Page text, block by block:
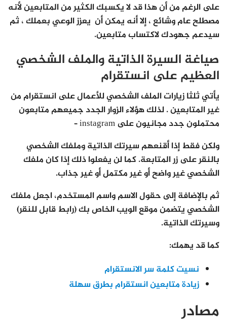
على الرغم من أن هذا قد لا يكسبك الكثير من المتابعين لأنه
مصطلح عام وشائع ، إلا أنه يمكن أن يعزز الوعي بعملك ، ثم
سيدعم جهودك لاكتساب متابعين.
صياغة السيرة الذاتية والملف الشخصي
العظيم على انستقرام
يأتي ثلثا زيارات الملف الشخصي للأعمال على انستقرام من
غير المتابعين . لذلك هؤلاء الزوار الجدد جميعهم متابعون
محتملون جدد مجانيون على instagram –
ولكن فقط إذا أقنعهم سيرتك الذاتية وملفك الشخصي
بالنقر على زر المتابعة. كما لن يفعلوا ذلك إذا كان ملفك
الشخصي غير واضح أو غير مكتمل أو غير جذاب.
ثم بالإضافة إلى حقول الاسم واسم المستخدم، اجعل ملفك
الشخصي يتضمن موقع الويب الخاص بك (رابط قابل للنقر)
وسيرتك الذاتية.
كما قد يهمك:
نسيت كلمة سر الانستقرام
زيادة متابعين انستقرام بطرق سهلة
مصادر